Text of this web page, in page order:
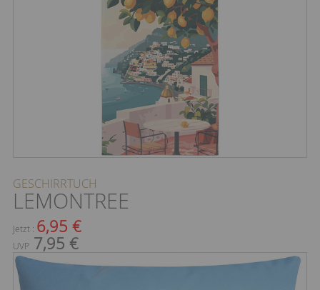
GESCHIRRTUCH
LEMONTREE
Jetzt : 6,95 €
UVP 7,95 €